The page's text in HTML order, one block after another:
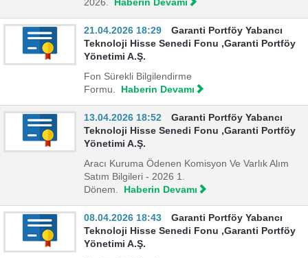
2026. Haberin Devamı
21.04.2026 18:29
Garanti Portföy Yabancı
Teknoloji Hisse Senedi Fonu ,Garanti Portföy
Yönetimi A.Ş.
Fon Sürekli Bilgilendirme
Formu. Haberin Devamı
13.04.2026 18:52
Garanti Portföy Yabancı
Teknoloji Hisse Senedi Fonu ,Garanti Portföy
Yönetimi A.Ş.
Aracı Kuruma Ödenen Komisyon Ve Varlık Alım
Satım Bilgileri - 2026 1.
Dönem. Haberin Devamı
08.04.2026 18:43
Garanti Portföy Yabancı
Teknoloji Hisse Senedi Fonu ,Garanti Portföy
Yönetimi A.Ş.